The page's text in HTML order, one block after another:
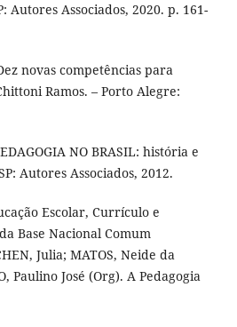
Autores Associados, 2020. p. 161-
novas competências para
Ramos. – Porto Alegre:
NO BRASIL: história e
Autores Associados, 2012.
Escolar, Currículo e
Base Nacional Comum
Julia; MATOS, Neide da
Paulino José (Org). A Pedagogia